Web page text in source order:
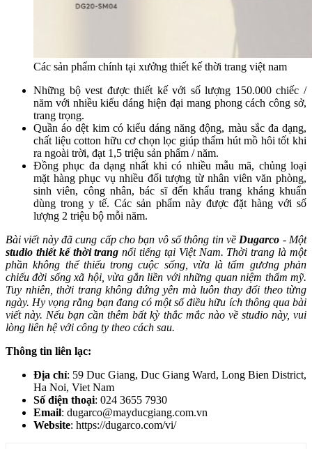
Các sản phẩm chính tại xưởng thiết kế thời trang việt nam
Những bộ vest được thiết kế với số lượng 150.000 chiếc /
năm với nhiều kiểu dáng hiện đại mang phong cách công sở,
trang trọng.
Quần áo dệt kim có kiểu dáng năng động, màu sắc đa dạng,
chất liệu cotton hữu cơ chọn lọc giúp thấm hút mồ hôi tốt khi
ra ngoài trời, đạt 1,5 triệu sản phẩm / năm.
Đồng phục đa dạng nhất khi có nhiều mẫu mã, chủng loại
mặt hàng phục vụ nhiều đối tượng từ nhân viên văn phòng,
sinh viên, công nhân, bác sĩ đến khẩu trang kháng khuẩn
dùng trong y tế. Các sản phẩm này được đặt hàng với số
lượng 2 triệu bộ mỗi năm.
Bài viết này đã cung cấp cho bạn vô số thông tin về Dugarco - Một
studio thiết kế thời trangnổi tiếng tại Việt Nam. Thời trang là một
phần không thể thiếu trong cuộc sống, vừa là tấm gương phản
chiếu đời sống xã hội, vừa gắn liền với những quan niệm thẩm mỹ.
Tuy nhiên, thời trang không đứng yên mà luôn thay đổi theo từng
ngày. Hy vọng rằng bạn đang có một số điều hữu ích thông qua bài
viết này. Nếu bạn cần thêm bất kỳ thắc mắc nào về studio này, vui
lòng liên hệ với công ty theo cách sau.
Thông tin liên lạc:
Địa chỉ: 59 Duc Giang, Duc Giang Ward, Long Bien District,
Ha Noi, Viet Nam
Số điện thoại: 024 3655 7930
Email: dugarco@mayducgiang.com.vn
Website: https://dugarco.com/vi/